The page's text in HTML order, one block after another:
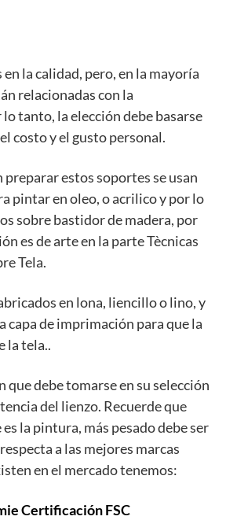
la calidad, pero, en la mayoría
relacionadas con la
tanto, la elección debe basarse
costo y el gusto personal.
preparar estos soportes se usan
pintar en oleo, o acrilico y por lo
sobre bastidor de madera, por
es de arte en la parte Tècnicas
Tela.
en lona, liencillo o lino, y
capa de imprimación para que la
la tela..
que debe tomarse en su selección
del lienzo. Recuerde que
la pintura, más pesado debe ser
a las mejores marcas
en el mercado tenemos:
Certificación FSC